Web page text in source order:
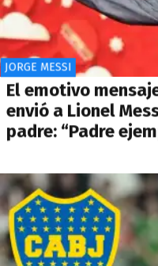
JORGE MESSI
El emotivo
envió a Lionel
padre: “Padre